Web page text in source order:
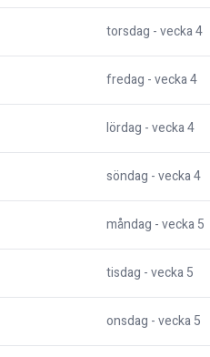
torsdag - vecka4
fredag - vecka4
lördag - vecka4
söndag - vecka4
måndag - vecka5
tisdag - vecka5
onsdag - vecka5